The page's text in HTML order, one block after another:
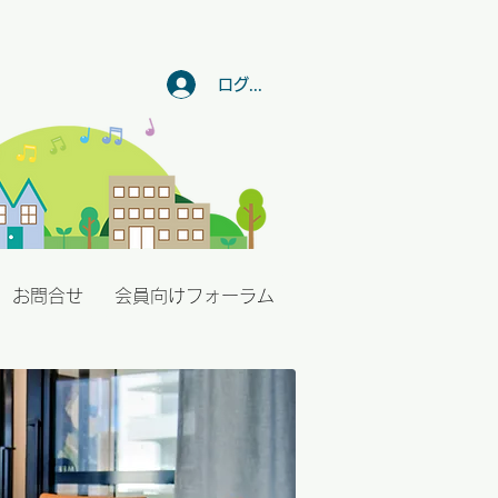
ログイン
お問合せ 会員向けフォーラム